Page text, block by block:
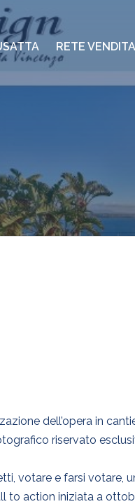
dell’opera in
riservato
votare e farsi votare,
action iniziata a
RETE VENDITA